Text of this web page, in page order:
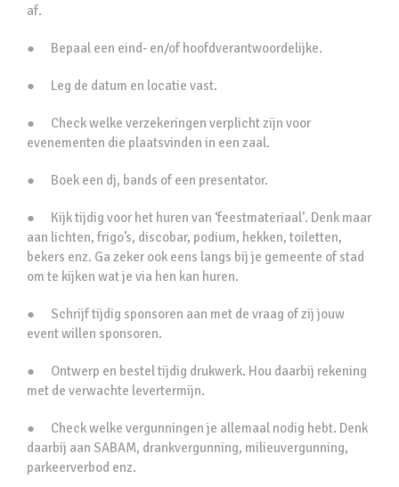
af.
● Bepaal een eind- en/of hoofdverantwoordelijke.
● Leg de datum en locatie vast.
● Check welke verzekeringen verplicht zijn voor
evenementen die plaatsvinden in een zaal.
● Boek een dj, bands of een presentator.
● Kijk tijdig voor het huren van ‘feestmateriaal’. Denk maar
aan lichten, frigo’s, discobar, podium, hekken, toiletten,
bekers enz. Ga zeker ook eens langs bij je gemeente of stad
om te kijken wat je via hen kan huren.
● Schrijf tijdig sponsoren aan met de vraag of zij jouw
event willen sponsoren.
● Ontwerp en bestel tijdig drukwerk. Hou daarbij rekening
met de verwachte levertermijn.
● Check welke vergunningen je allemaal nodig hebt. Denk
daarbij aan SABAM, drankvergunning, milieuvergunning,
parkeerverbod enz.